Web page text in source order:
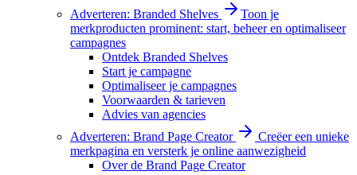
Adverteren: Branded Shelves
Toon je
merkproducten prominent: start, beheer en optimaliseer
campagnes
Ontdek Branded Shelves
Start je campagne
Optimaliseer je campagnes
Voorwaarden & tarieven
Advies van agencies
Adverteren: Brand Page Creator
Creëer een unieke
merkpagina en versterk je online aanwezigheid
Over de Brand Page Creator